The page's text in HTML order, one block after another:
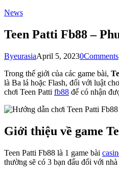
News
Teen Patti Fb88 –
ByeurasiaApril 5, 20230Comments
Trong thế giới của các game bài,
là Ba lá hoặc Flash, đối với luật
chơi Teen Patti fb88 để có nhận
Giới thiệu về game
Teen Patti Fb88 là 1 game bài
thường sẽ có 3 bạn đấu đối với